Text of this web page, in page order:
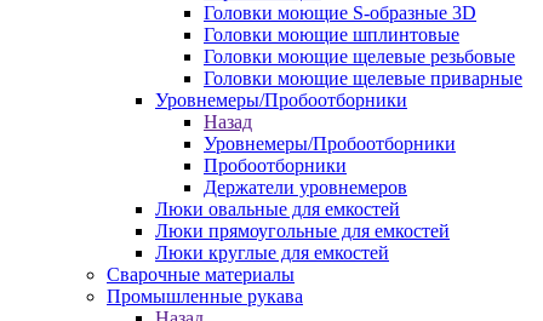
Головки моющие S-образные 3D
Головки моющие шплинтовые
Головки моющие щелевые резьбовые
Головки моющие щелевые приварные
Уровнемеры/Пробоотборники
Назад
Уровнемеры/Пробоотборники
Пробоотборники
Держатели уровнемеров
Люки овальные для емкостей
Люки прямоугольные для емкостей
Люки круглые для емкостей
Сварочные материалы
Промышленные рукава